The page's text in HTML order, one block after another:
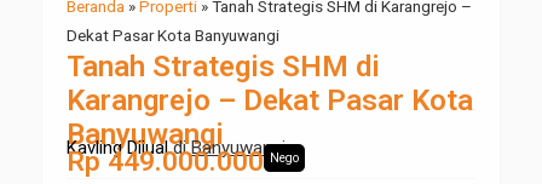
Beranda »Properti »Tanah Strategis SHM di Karangrejo –
Dekat Pasar Kota Banyuwangi
Tanah Strategis SHM di
Karangrejo – Dekat Pasar Kota
Banyuwangi
Kavling Dijual diBanyuwangi
Rp 449.000.000 Nego